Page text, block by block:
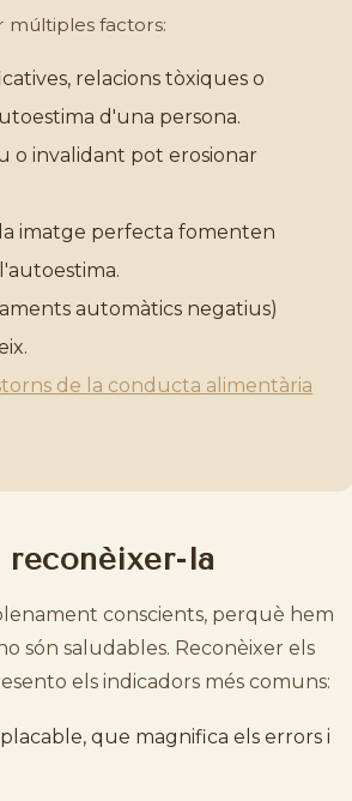
múltiples factors:
relacions tòxiques o
d'una persona.
o invalidant pot erosionar
la imatge perfecta fomenten
automàtics negatius)
de la conducta alimentària
reconèixer-la
conscients, perquè hem
són saludables. Reconèixer els
els indicadors més comuns:
que magnifica els errors i